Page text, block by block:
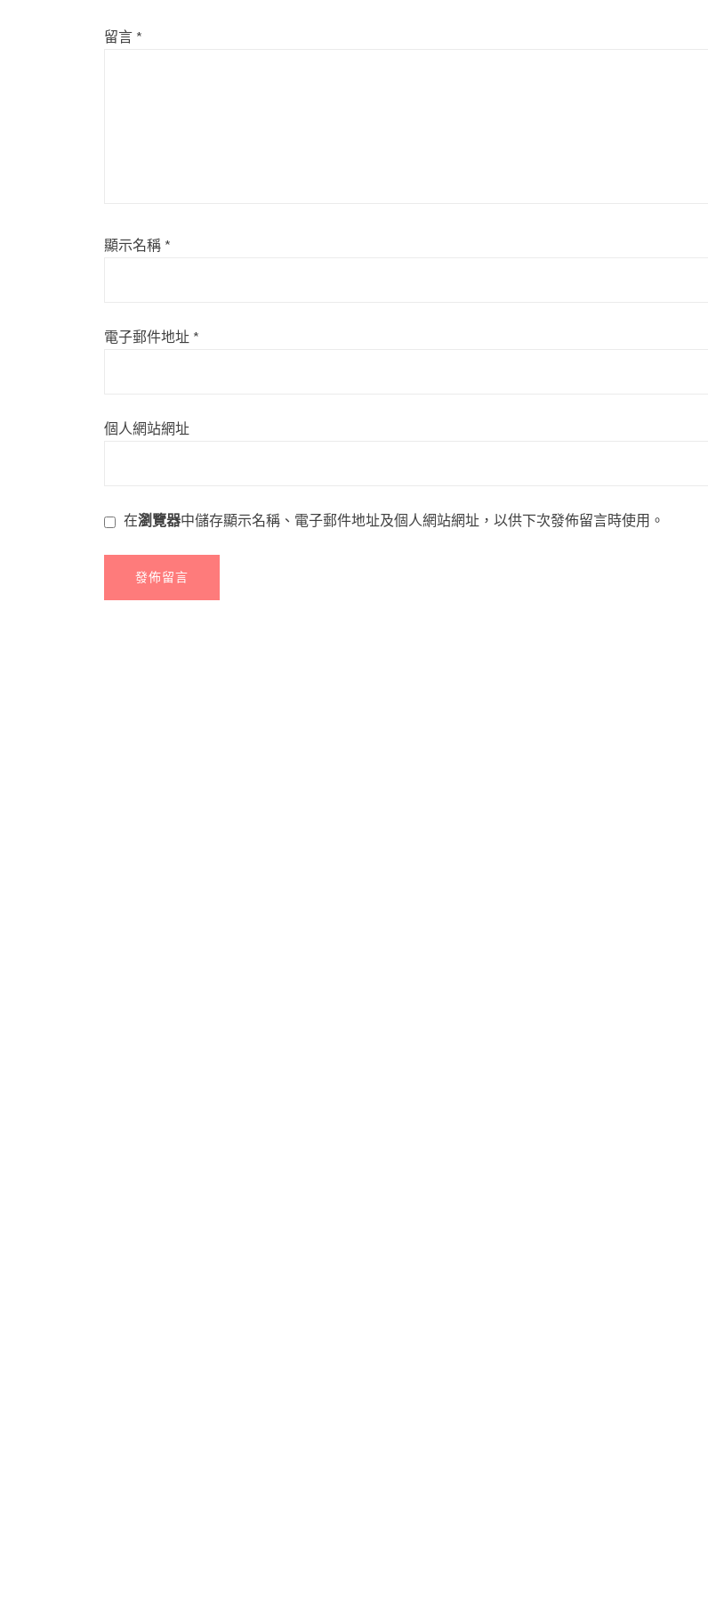
留言 *
顯示名稱 *
電子郵件地址 *
個人網站網址
在瀏覽器中儲存顯示名稱、電子郵件地址及個人網站網址，以供下次發佈留言時使用。